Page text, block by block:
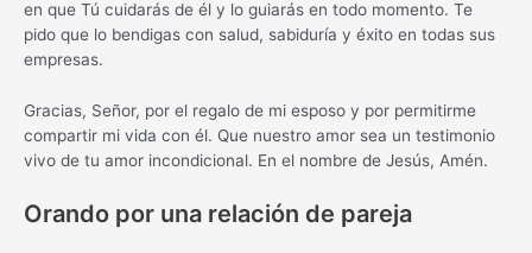
en que Tú cuidarás de él y lo guiarás en todo momento. Te
pido que lo bendigas con salud, sabiduría y éxito en todas sus
empresas.
Gracias, Señor, por el regalo de mi esposo y por permitirme
compartir mi vida con él. Que nuestro amor sea un testimonio
vivo de tu amor incondicional. En el nombre de Jesús, Amén.
Orando por una relación de pareja